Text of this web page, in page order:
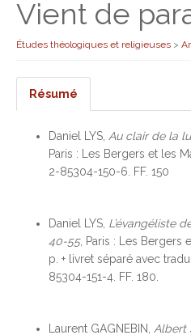
Vient de
Études théologiques et religieuses >
Résumé
Daniel LYS, Au clair de la
Paris : Les Bergers et les
2-85304-150-6. FF. 150
Daniel LYS, L’évangéliste
40-55, Paris : Les Bergers
p. + livret séparé avec
85304-151-4. FF. 180.
Laurent GAGNEBIN, Albert